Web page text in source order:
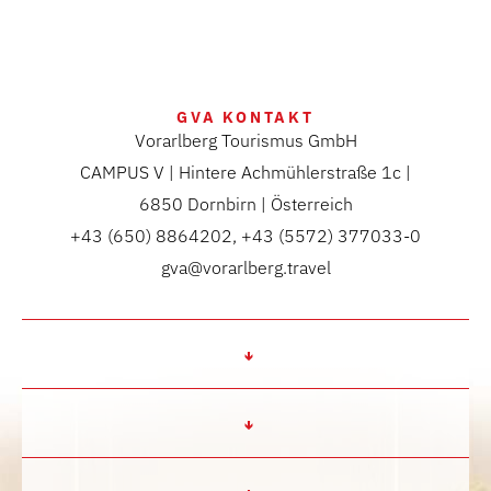
GVA KONTAKT
Vorarlberg Tourismus GmbH
CAMPUS V | Hintere Achmühlerstraße 1c |
6850 Dornbirn | Österreich
+43 (650) 8864202, +43 (5572) 377033-0
gva@vorarlberg.travel